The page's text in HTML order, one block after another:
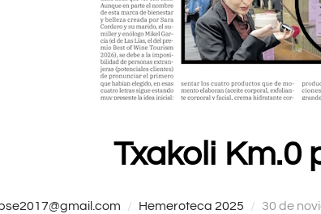
Txakoli Km.0
Hemeroteca 2025
Publicado
30 de